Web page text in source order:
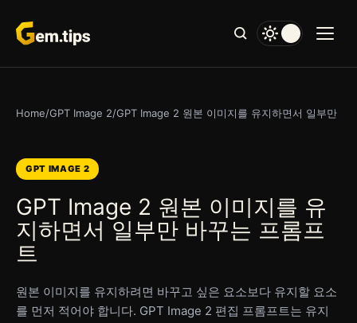
문
로
뛰
Home/GPT Image 2/GPT Image 2 원본 이미지를 유지하면서 일부만 바
GPT IMAGE 2
GPT Image 2 원본 이미지를 유
지하면서 일부만 바꾸는 프롬프
트
원본 이미지를 유지하려면 바꾸고 싶은 요소보다 유지할 요소
를 먼저 적어야 합니다. GPT Image 2 편집 프롬프트는 유지